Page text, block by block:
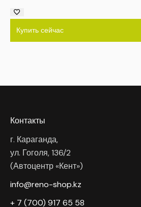
Купить сейчас
Контакты
г. Караганда,
ул. Гоголя, 136/2
(Автоцентр «Кент»)
info@reno-shop.kz
+ 7 (700) 917 65 58